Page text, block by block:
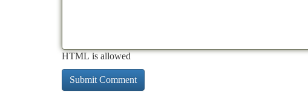
HTML is allowed